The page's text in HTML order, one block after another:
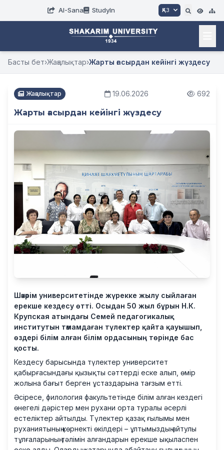
AI-Sana StudyIn ҚАЗ
Басты бет›Жаңалықтар›Жарты ғасырдан кейінгі жүздесу
Жаңалықтар 19.06.2026 692
Жарты ғасырдан кейінгі жүздесу
Шәкәрім университетінде жүрекке жылу сыйлаған
ерекше кездесу өтті. Осыдан 50 жыл бұрын Н.К.
Крупская атындағы Семей педагогикалық
институтын тәмамдаған түлектер қайта қауышып,
өздері білім алған білім ордасының төрінде бас
қосты.
Кездесу барысында түлектер университет
қабырғасындағы қызықты сәттерді еске алып, өмір
жолына бағыт берген ұстаздарына тағзым етті.
Әсіресе, филология факультетінде білім алған кездегі
өнегелі дәрістер мен рухани орта туралы әсерлі
естеліктер айтылды. Түлектер қазақ ғылымы мен
руханиятының көрнекті өкілдері – ұлтымыздың айтулы
тұлғаларының тәлімін алғандарын ерекше ықыласпен